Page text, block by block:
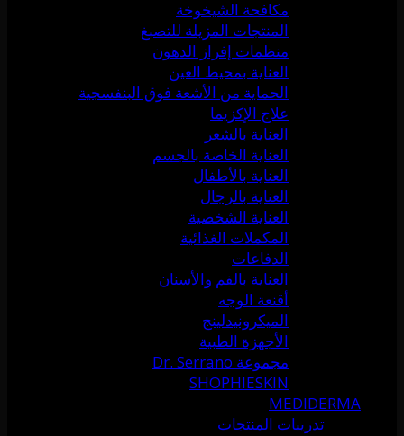
مكافحة الشيخوخة
المنتجات المزيلة للتصبغ
منظمات إفراز الدهون
العناية بمحيط العين
الحماية من الأشعة فوق البنفسجية
علاج الإكزيما
العناية بالشعر
العناية الخاصة بالجسم
العناية بالأطفال
العناية بالرجال
العناية الشخصية
المكملات الغذائية
الدفاعات
العناية بالفم والأسنان
أقنعة الوجه
الميكرونيدلينج
الأجهزة الطبية
مجموعة Dr. Serrano
SHOPHIESKIN
MEDIDERMA
تدريبات المنتجات